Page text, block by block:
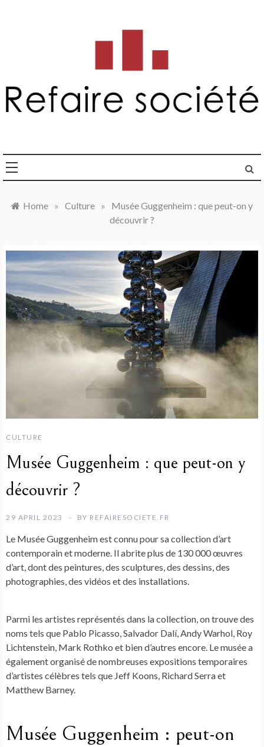
Home » Culture »
Musée Guggenheim : que peut-on y
découvrir ?
CULTURE
Musée Guggenheim : que peut-on y
découvrir ?
29 APRIL 2023 BY REFAIRESOCIETE.FR
Le Musée Guggenheim est connu pour sa collection d’art
contemporain et moderne. Il abrite plus de 130 000 œuvres
d’art, dont des peintures, des sculptures, des dessins, des
photographies, des vidéos et des installations.
Parmi les artistes représentés dans la collection, on trouve des
noms tels que Pablo Picasso, Salvador Dalí, Andy Warhol, Roy
Lichtenstein, Mark Rothko et bien d’autres encore. Le musée a
également organisé de nombreuses expositions temporaires
d’artistes célèbres tels que Jeff Koons, Richard Serra et
Matthew Barney.
Musée Guggenheim : peut-on